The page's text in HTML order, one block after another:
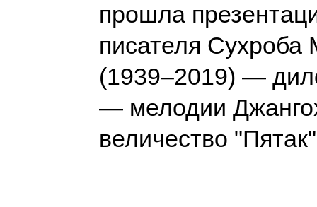
прошла
писателя Сухроба
(1939–2019) —
— мелодии
величество